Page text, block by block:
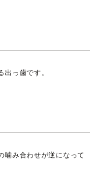
出っ歯です。
噛み合わせが逆になって